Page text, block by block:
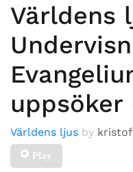
Världens
uppsöker
Världens ljus by
Play